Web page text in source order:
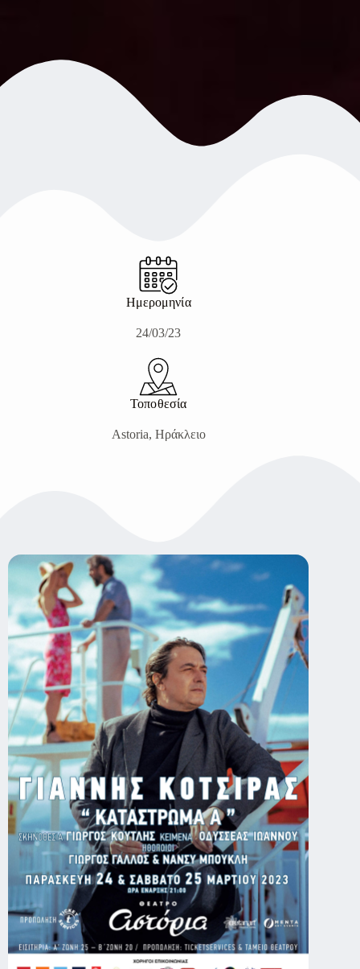
Ημερομηνία
24/03/23
Τοποθεσία
Astoria, Ηράκλειο